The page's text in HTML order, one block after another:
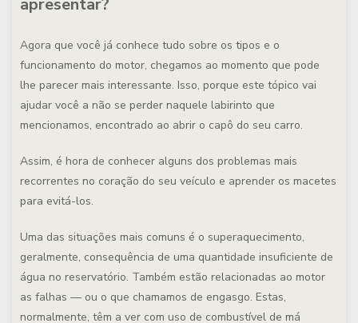
apresentar?
Agora que você já conhece tudo sobre os tipos e o
funcionamento do motor, chegamos ao momento que pode
lhe parecer mais interessante. Isso, porque este tópico vai
ajudar você a não se perder naquele labirinto que
mencionamos, encontrado ao abrir o capô do seu carro.
Assim, é hora de conhecer alguns dos problemas mais
recorrentes no coração do seu veículo e aprender os macetes
para evitá-los.
Uma das situações mais comuns é o superaquecimento,
geralmente, consequência de uma quantidade insuficiente de
água no reservatório. Também estão relacionadas ao motor
as falhas — ou o que chamamos de engasgo. Estas,
normalmente, têm a ver com uso de combustível de má